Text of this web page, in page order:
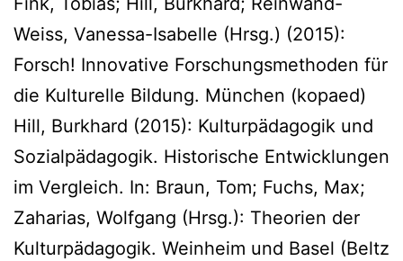
Weiss, Vanessa-Isabelle (Hrsg.) (2015):
Forsch! Innovative Forschungsmethoden für
die Kulturelle Bildung. München (kopaed)
Hill, Burkhard (2015): Kulturpädagogik und
Sozialpädagogik. Historische Entwicklungen
im Vergleich. In: Braun, Tom; Fuchs, Max;
Zaharias, Wolfgang (Hrsg.): Theorien der
Kulturpädagogik. Weinheim und Basel (Beltz